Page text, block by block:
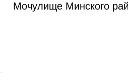
Мочулище Минского